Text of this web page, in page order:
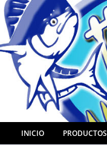
INICIO PRODUCTOS